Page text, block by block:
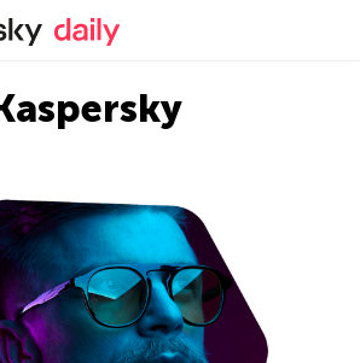
Blog ufficiale di Kaspersky